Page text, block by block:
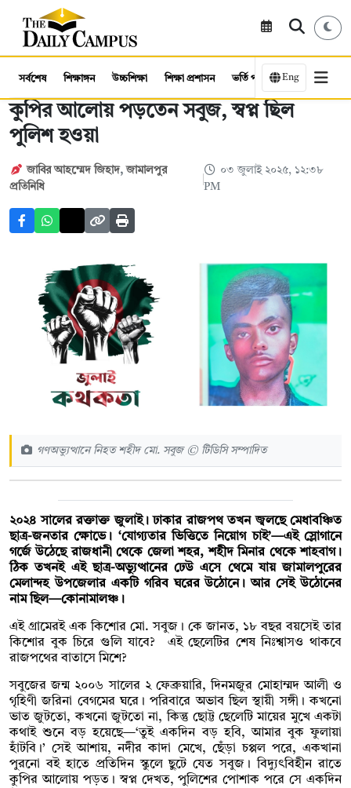
সর্বশেষ শিক্ষাঙ্গন উচ্চশিক্ষা শিক্ষা প্রশাসন ভর্তি পরীক্ষা কর্মসংস্থান
Eng
কুপির আলোয় পড়তেন সবুজ, স্বপ্ন ছিল
পুলিশ হওয়া
জাবির আহম্মেদ জিহাদ, জামালপুর
প্রতিনিধি
০৩ জুলাই ২০২৫, ১২:৩৮
PM
গণঅভ্যুত্থানে নিহত শহীদ মো. সবুজ © টিডিসি সম্পাদিত
২০২৪ সালের রক্তাক্ত জুলাই। ঢাকার রাজপথ তখন জ্বলছে মেধাবঞ্চিত
ছাত্র-জনতার ক্ষোভে। ‘যোগ্যতার ভিত্তিতে নিয়োগ চাই’—এই স্লোগানে
গর্জে উঠেছে রাজধানী থেকে জেলা শহর, শহীদ মিনার থেকে শাহবাগ।
ঠিক তখনই এই ছাত্র-অভ্যুত্থানের ঢেউ এসে থেমে যায় জামালপুরের
মেলান্দহ উপজেলার একটি গরিব ঘরের উঠোনে। আর সেই উঠোনের
নাম ছিল—কোনামালঞ্চ।
এই গ্রামেরই এক কিশোর মো. সবুজ। কে জানত, ১৮ বছর বয়সেই তার
কিশোর বুক চিরে গুলি যাবে? এই ছেলেটির শেষ নিঃশ্বাসও থাকবে
রাজপথের বাতাসে মিশে?
সবুজের জন্ম ২০০৬ সালের ২ ফেব্রুয়ারি, দিনমজুর মোহাম্মদ আলী ও
গৃহিণী জরিনা বেগমের ঘরে। পরিবারে অভাব ছিল স্থায়ী সঙ্গী। কখনো
ভাত জুটতো, কখনো জুটতো না, কিন্তু ছোট্ট ছেলেটি মায়ের মুখে একটা
কথাই শুনে বড় হয়েছে—‘তুই একদিন বড় হবি, আমার বুক ফুলায়া
হাঁটবি।’ সেই আশায়, নদীর কাদা মেখে, ছেঁড়া চপ্পল পরে, একখানা
পুরনো বই হাতে প্রতিদিন স্কুলে ছুটে যেত সবুজ। বিদ্যুৎবিহীন রাতে
কুপির আলোয় পড়ত। স্বপ্ন দেখত, পুলিশের পোশাক পরে সে একদিন